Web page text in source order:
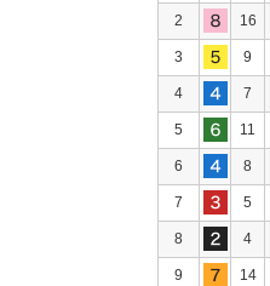
2 16
3 9
4 7
5 11
6 8
7 5
8 4
9 14